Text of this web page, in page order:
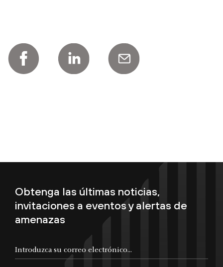
Obtenga las últimas noticias,
invitaciones a eventos y alertas de
amenazas